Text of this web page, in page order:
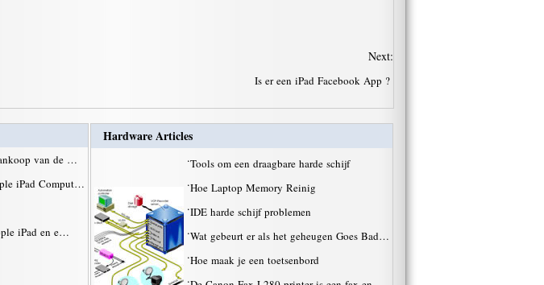
Next:
Is er een iPad Facebook App ?
van de …
iPad Comput…
iPad en e…
Hardware Articles
·Tools om een draagbare harde schijf
·Hoe Laptop Memory Reinig
·IDE harde schijf problemen
·Wat gebeurt er als het geheugen Goes Bad…
·Hoe maak je een toetsenbord
·